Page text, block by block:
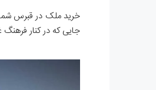
خرید ملک در قبرس
جایی که در کنار فرهنگ